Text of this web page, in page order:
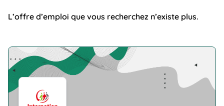
L’offre d’emploi que vous recherchez n’existe plus.
Company Logo